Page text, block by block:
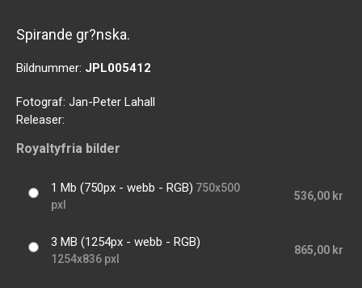
Spirande gr?nska.
Bildnummer: JPL005412
Fotograf: Jan-Peter Lahall
Releaser:
Royaltyfria bilder
1 Mb (750px - webb - RGB) 750x500
pxl
536,00 kr
3 MB (1254px - webb - RGB)
1254x836 pxl
865,00 kr